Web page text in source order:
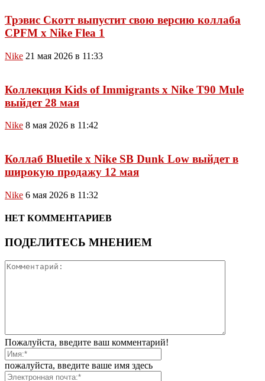
Трэвис Скотт выпустит свою версию коллаба
CPFM x Nike Flea 1
Nike 21 мая 2026 в 11:33
Коллекция Kids of Immigrants x Nike T90 Mule
выйдет 28 мая
Nike 8 мая 2026 в 11:42
Коллаб Bluetile x Nike SB Dunk Low выйдет в
широкую продажу 12 мая
Nike 6 мая 2026 в 11:32
НЕТ КОММЕНТАРИЕВ
ПОДЕЛИТЕСЬ МНЕНИЕМ
Пожалуйста, введите ваш комментарий!
пожалуйста, введите ваше имя здесь